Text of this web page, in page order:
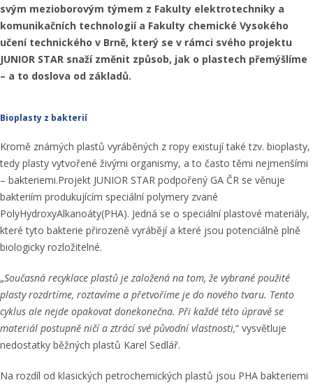
svým mezioborovým týmem z Fakulty elektrotechniky a
komunikačních technologií a Fakulty chemické Vysokého
učení technického v Brně, který se v rámci svého projektu
JUNIOR STAR snaží změnit způsob, jak o plastech přemýšlíme
– a to doslova od základů.
Bioplasty z bakterií
Kromě známých plastů vyráběných z ropy existují také tzv. bioplasty,
tedy plasty vytvořené živými organismy, a to často těmi nejmenšími
– bakteriemi.Projekt JUNIOR STAR podpořený GA ČR se věnuje
bakteriím produkujícím speciální polymery zvané
PolyHydroxyAlkanoáty(PHA). Jedná se o speciální plastové materiály,
které tyto bakterie přirozeně vyrábějí a které jsou potenciálně plně
biologicky rozložitelné.
„Současná recyklace plastů je založená na tom, že vybrané použité
plasty rozdrtíme, roztavíme a přetvoříme je do nového tvaru. Tento
cyklus ale nejde opakovat donekonečna. Při každé této úpravě se
materiál postupně ničí a ztrácí své původní vlastnosti,“ vysvětluje
nedostatky běžných plastů Karel Sedlář.
Na rozdíl od klasických petrochemických plastů jsou PHA bakteriemi